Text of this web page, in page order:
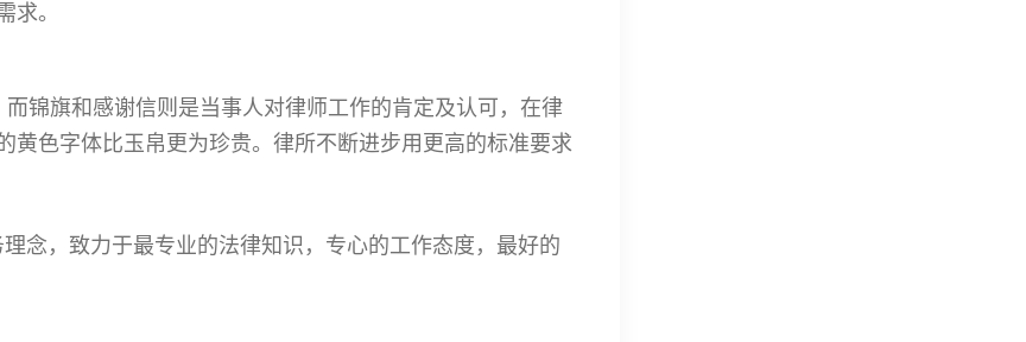
求。
锦旗和感谢信则是当事人对律师工作的肯定及认可，在律
黄色字体比玉帛更为珍贵。律所不断进步用更高的标准要求
念，致力于最专业的法律知识，专心的工作态度，最好的